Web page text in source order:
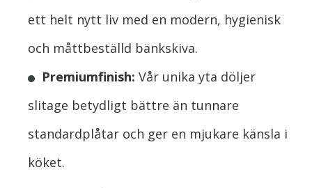
ett helt nytt liv med en modern, hygienisk
och måttbeställd bänkskiva.
Premiumfinish: Vår unika yta döljer
slitage betydligt bättre än tunnare
standardplåtar och ger en mjukare känsla i
köket.